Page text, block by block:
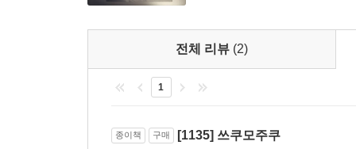
전체 리뷰 (2)
1
종이책 구매 [1135] 쓰쿠모주쿠